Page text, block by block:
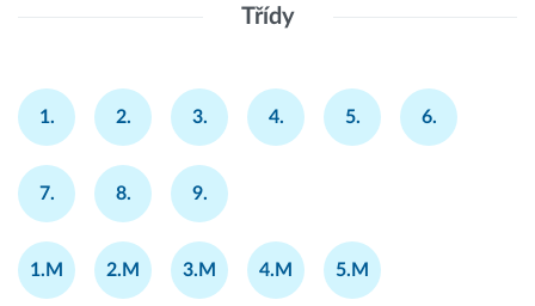
Třídy
1. 2. 3. 4. 5. 6.
7. 8. 9.
1.M 2.M 3.M 4.M 5.M